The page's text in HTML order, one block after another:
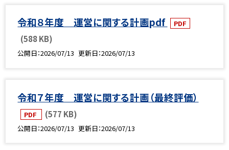
令和８年度 運営に関する計画pdf PDF
(588 KB)
公開日 2026/07/13 更新日 2026/07/13
令和７年度 運営に関する計画（最終評価）
PDF (577 KB)
公開日 2026/07/13 更新日 2026/07/13